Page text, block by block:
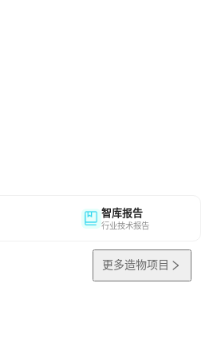
智库报告
行业技术报告
更多造物项目